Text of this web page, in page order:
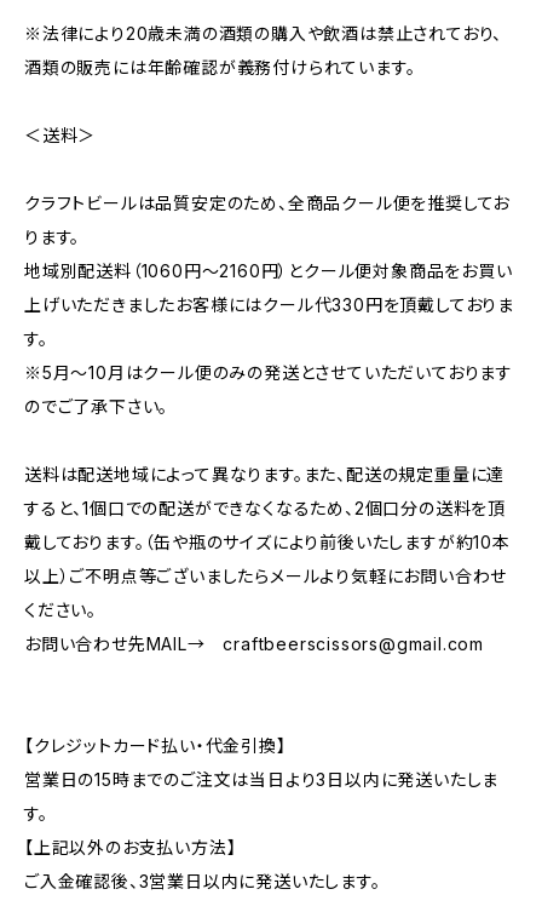
※法律により20歳未満の酒類の購入や飲酒は禁止されており、
酒類の販売には年齢確認が義務付けられています。
＜送料＞
クラフトビールは品質安定のため、全商品クール便を推奨してお
ります。
地域別配送料（1060円～2160円）とクール便対象商品をお買い
上げいただきましたお客様にはクール代330円を頂戴しておりま
す。
※5月～10月はクール便のみの発送とさせていただいております
のでご了承下さい。
送料は配送地域によって異なります。また、配送の規定重量に達
すると、1個口での配送ができなくなるため、2個口分の送料を頂
戴しております。（缶や瓶のサイズにより前後いたしますが約10本
以上）ご不明点等ございましたらメールより気軽にお問い合わせ
ください。
お問い合わせ先MAIL→craftbeerscissors@gmail.com
【クレジットカード払い・代金引換】
営業日の15時までのご注文は当日より3日以内に発送いたしま
す。
【上記以外のお支払い方法】
ご入金確認後、3営業日以内に発送いたします。